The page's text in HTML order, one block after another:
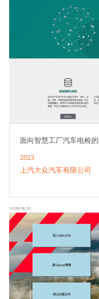
面向智慧工厂汽车电检
2023
上汽大众汽车有限公司